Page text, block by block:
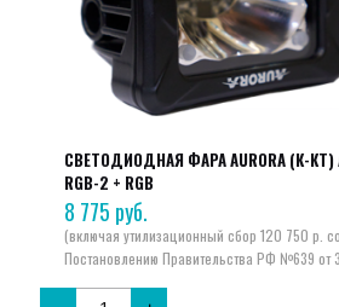
СВЕТОДИОДНАЯ ФАРА AURORA (К-КТ)
RGB-2 + RGB
8 775 руб.